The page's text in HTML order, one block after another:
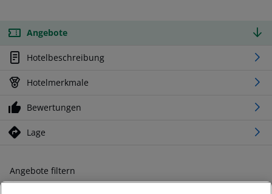
Angebote
Hotelbeschreibung
Hotelmerkmale
Bewertungen
Lage
Angebote filtern
Ändern Sie Ihre Kriterien nach Ihren Wünschen